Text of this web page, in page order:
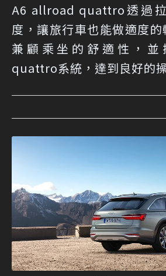
A6 allroad quattro透過
度，讓旅行車也能做適度
兼顧乘坐的舒適性，並
quattro系統，達到良好的